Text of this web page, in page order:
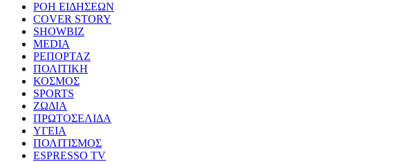
ΡΟΗ ΕΙΔΗΣΕΩΝ
COVER STORY
SHOWBIZ
MEDIA
ΡΕΠΟΡΤΑΖ
ΠΟΛΙΤΙΚΗ
ΚΟΣΜΟΣ
SPORTS
ΖΩΔΙΑ
ΠΡΩΤΟΣΕΛΙΔΑ
ΥΓΕΙΑ
ΠΟΛΙΤΙΣΜΟΣ
ESPRESSO TV